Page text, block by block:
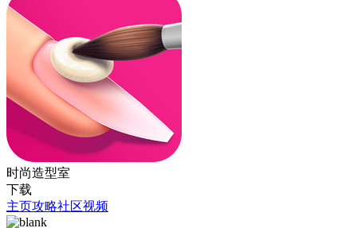
时尚造型室
下载
主页攻略社区视频